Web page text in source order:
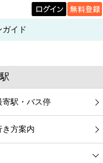
ガイド
寄駅・バス停
き方案内